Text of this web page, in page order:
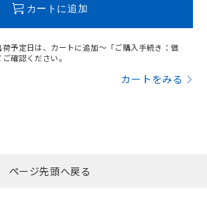
カートに追加
予定日は、カートに追加～「ご購入手続き：価
確認ください。
カートをみる
ページ先頭へ戻る